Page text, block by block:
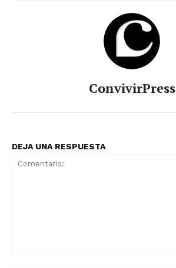
ConvivirPress
DEJA UNA RESPUESTA